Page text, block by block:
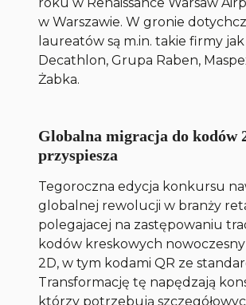
w Warszawie. W gronie
laureatów są m.in. takie firmy
Decathlon, Grupa Raben,
Żabka.
Globalna migracja do kodów
przyspiesza
Tegoroczna edycja konkursu
globalnej rewolucji w branży
polegajacej na zastępowaniu
kodów kreskowych
2D, w tym kodami QR ze
Transformację tę napędzają
którzy potrzebują